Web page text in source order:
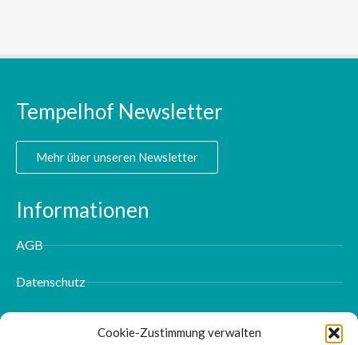
Cookie-Zustimmung verwalten
Tempelhof Newsletter
Mehr über unseren Newsletter
Informationen
AGB
Datenschutz